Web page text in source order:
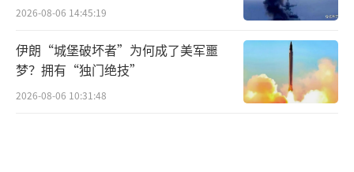
2026-08-06 14:45:19
伊朗“城堡破坏者”为何成了美军噩
梦？拥有“独门绝技”
2026-08-06 10:31:48